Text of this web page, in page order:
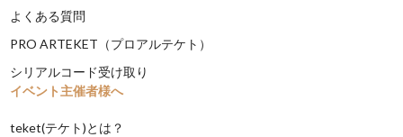
よくある質問
PRO ARTEKET（プロアルテケト）
シリアルコード受け取り
イベント主催者様へ
teket(テケト)とは？